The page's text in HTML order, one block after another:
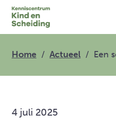
Home Actueel Een
4 juli 2025